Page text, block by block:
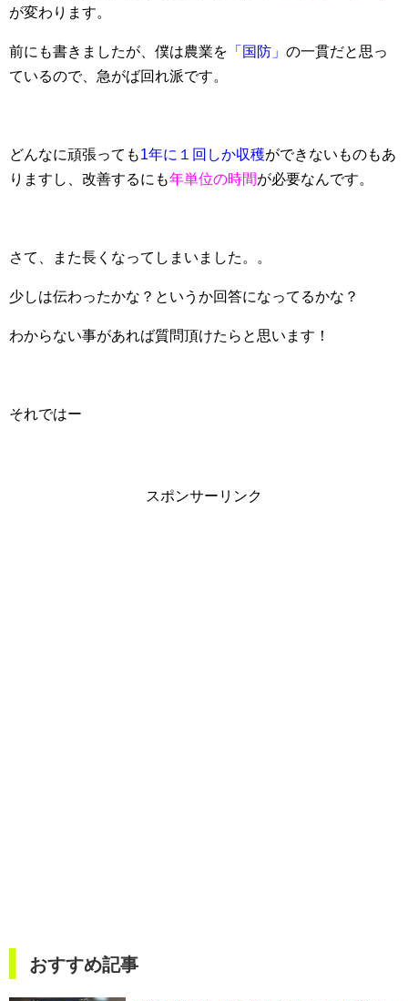
が変わります。
前にも書きましたが、僕は農業を 「国防」 の一貫だと思っ
ているので、急がば回れ派です。
どんなに頑張っても1年に１回しか収穫ができないものもあ
りますし、改善するにも年単位の時間が必要なんです。
さて、また長くなってしまいました。。
少しは伝わったかな？というか回答になってるかな？
わからない事があれば質問頂けたらと思います！
それではー
スポンサーリンク
おすすめ記事